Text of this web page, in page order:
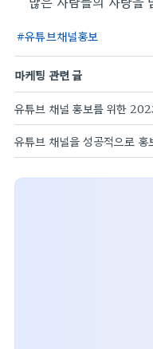
유튜브채널홍보
마케팅 관련 글
유튜브 채널 홍보를 위한
유튜브 채널을 성공적으로 홍